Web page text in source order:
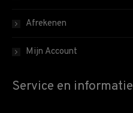
Afrekenen
Mijn Account
Service en informatie